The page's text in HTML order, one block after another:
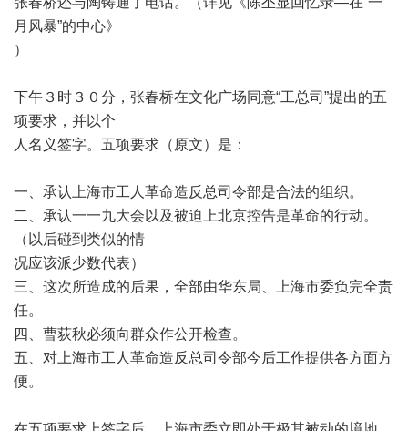
月风暴”的中心》
）
下午３时３０分，张春桥在文化广场同意“工总司 ”提出的五
项要求，并以个
人名义签字。五项要求（原文）是：
一、承认上海市工人革命造反总司令部是合法的组织。
二、承认一一九大会以及被迫上北京控告是革命的行动。
（以后碰到类似的情
况应该派少数代表）
三、这次所造成的后果，全部由华东局、上海市委负完全责
任。
四、曹荻秋必须向群众作公开检查。
五、对上海市工人革命造反总司令部今后工作提供各方面方
便。